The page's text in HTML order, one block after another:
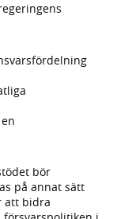
bör
på annat sätt
att bidra